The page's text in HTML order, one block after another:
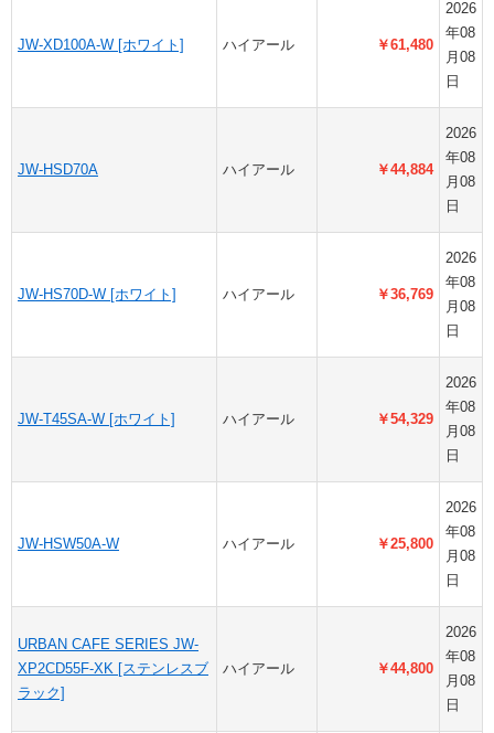
JW-XD100A-W [ホワイト] ハイアール ￥61,480
2026
年08
月08
日
JW-HSD70A ハイアール ￥44,884
2026
年08
月08
日
JW-HS70D-W [ホワイト] ハイアール ￥36,769
2026
年08
月08
日
JW-T45SA-W [ホワイト] ハイアール ￥54,329
2026
年08
月08
日
JW-HSW50A-W ハイアール ￥25,800
2026
年08
月08
日
URBAN CAFE SERIES JW-
XP2CD55F-XK [ステンレスブ
ラック]
ハイアール ￥44,800
2026
年08
月08
日